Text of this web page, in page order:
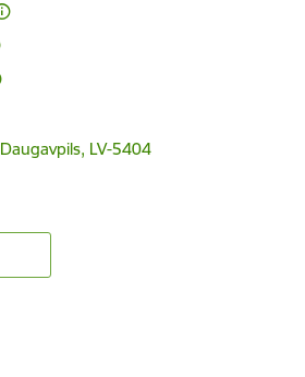
LV-5404